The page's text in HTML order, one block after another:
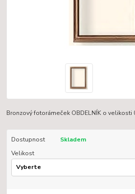
Bronzový fotorámeček OBDELNÍK o velikosti
Dostupnost
Skladem
Velikost